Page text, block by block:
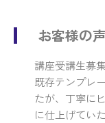
お客様の声
講座受講生募
既存テンプレ
たが、丁寧に
に仕上げてい